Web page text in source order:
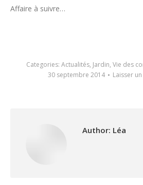
Affaire à suivre…
Categories: Actualités, Jardin, Vie des
30 septembre 2014
Laisser
Author: Léa